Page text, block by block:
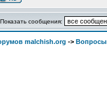
Показать сообщения:
malchish.org -> Вопросы